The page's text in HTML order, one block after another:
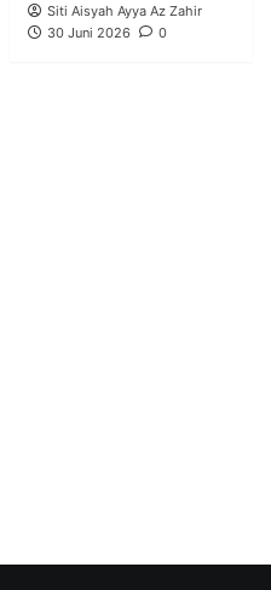
Siti Aisyah Ayya Az Zahir
30 Juni 2026
0